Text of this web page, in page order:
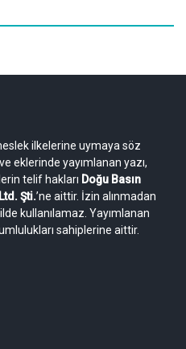
ilkelerine uymaya söz
eklerinde yayımlanan yazı,
telif hakları Doğu Basın
Şti.’ne aittir. İzin alınmadan
kullanılamaz. Yayımlanan
sahiplerine aittir.